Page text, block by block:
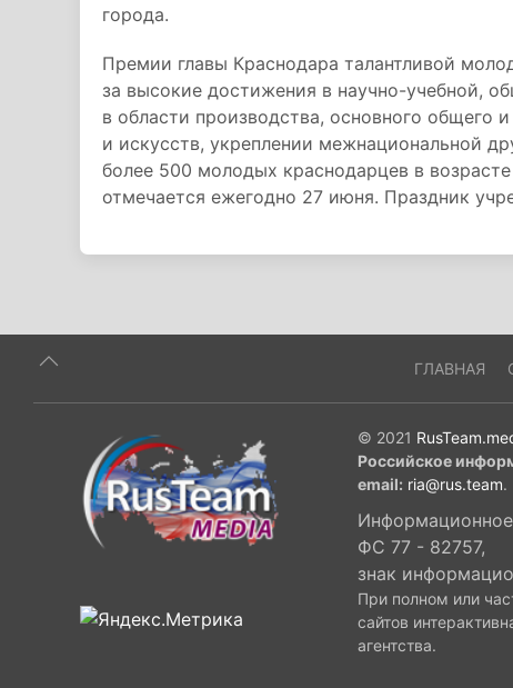
города.
Премии главы Краснодара талантливой
за высокие достижения в научно-учебной,
в области производства, основного общего
и искусств, укреплении межнациональной
более 500 молодых краснодарцев в
отмечается ежегодно 27 июня. Праздник
ГЛАВНАЯ
© 2021
Российское
email: ria@rus.team.
ФС 77 - 82757,
знак
При полном или
сайтов
агентства.